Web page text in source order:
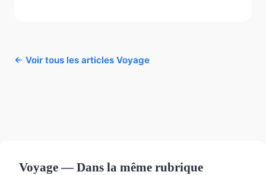
← Voir tous les articles Voyage
Voyage — Dans la même rubrique